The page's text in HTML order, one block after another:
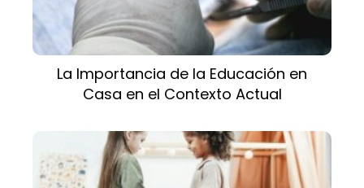
La Importancia de la Educación en
Casa en el Contexto Actual